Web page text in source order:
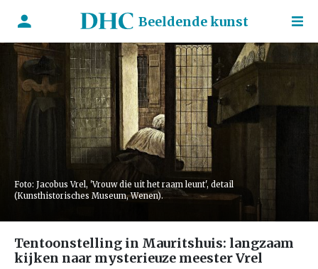
Beeldende kunst
Foto: Jacobus Vrel, 'Vrouw die uit het raam leunt', detail
(Kunsthistorisches Museum, Wenen).
Tentoonstelling in Mauritshuis: langzaam
kijken naar mysterieuze meester Vrel